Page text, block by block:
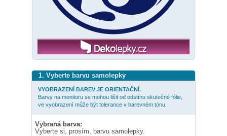
1. Vyberte barvu samolepky
VYOBRAZENÍ BAREV JE ORIENTAČNÍ.
Barvy na monitoru se mohou lišit od odstínu skutečné fólie,
ve vyobrazení může být tolerance v barevném tónu.
Vybraná barva:
Vyberte si, prosím, barvu samolepky.